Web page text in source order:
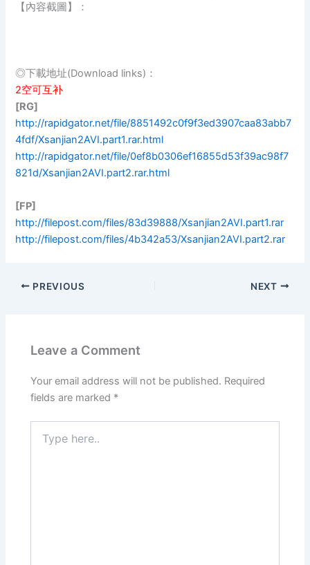
【內容截圖】：
◎下載地址(Download links)：
2空可互补
[RG]
http://rapidgator.net/file/8851492c0f9f3ed3907caa83abb7
4fdf/Xsanjian2AVI.part1.rar.html
http://rapidgator.net/file/0ef8b0306ef16855d53f39ac98f7
821d/Xsanjian2AVI.part2.rar.html
[FP]
http://filepost.com/files/83d39888/Xsanjian2AVI.part1.rar
http://filepost.com/files/4b342a53/Xsanjian2AVI.part2.rar
PREVIOUS NEXT
Leave a Comment
Your email address will not be published. Required
fields are marked *
here..